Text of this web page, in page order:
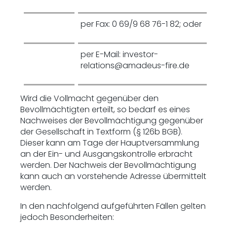
per Fax: 0 69/9 68 76-1 82; oder
per E-Mail: investor-
relations@amadeus-fire.de
Wird die Vollmacht gegenüber den
Bevollmächtigten erteilt, so bedarf es eines
Nachweises der Bevollmächtigung gegenüber
der Gesellschaft in Textform (§ 126b BGB).
Dieser kann am Tage der Hauptversammlung
an der Ein- und Ausgangskontrolle erbracht
werden. Der Nachweis der Bevollmächtigung
kann auch an vorstehende Adresse übermittelt
werden.
In den nachfolgend aufgeführten Fällen gelten
jedoch Besonderheiten: